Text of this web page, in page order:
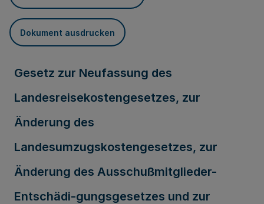
Dokument ausdrucken
Gesetz zur Neufassung des
Landesreisekostengesetzes, zur
Änderung des
Landesumzugskostengesetzes, zur
Änderung des Ausschußmitglieder-
Entschädi-gungsgesetzes und zur